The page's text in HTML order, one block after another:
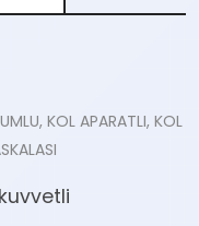
PASKALASI
KOL APARATLI, KOL